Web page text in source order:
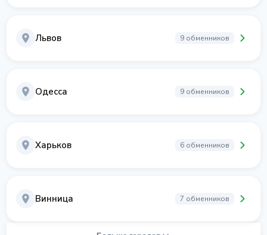
Львов 9 обменников
Одесса 9 обменников
Харьков 6 обменников
Винница 7 обменников